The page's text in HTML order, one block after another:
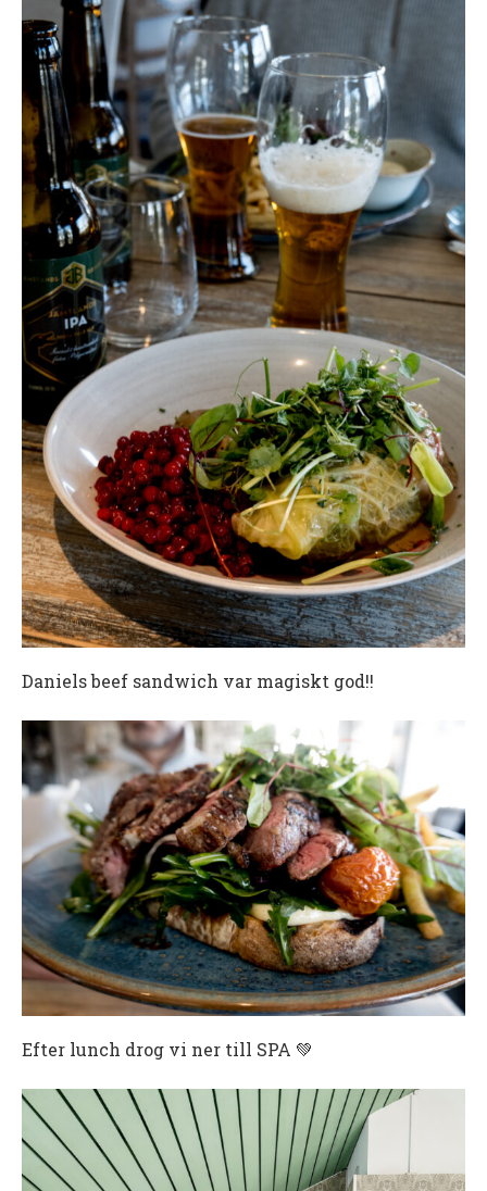
Daniels beef sandwich var magiskt god!!
Efter lunch drog vi ner till SPA 💚